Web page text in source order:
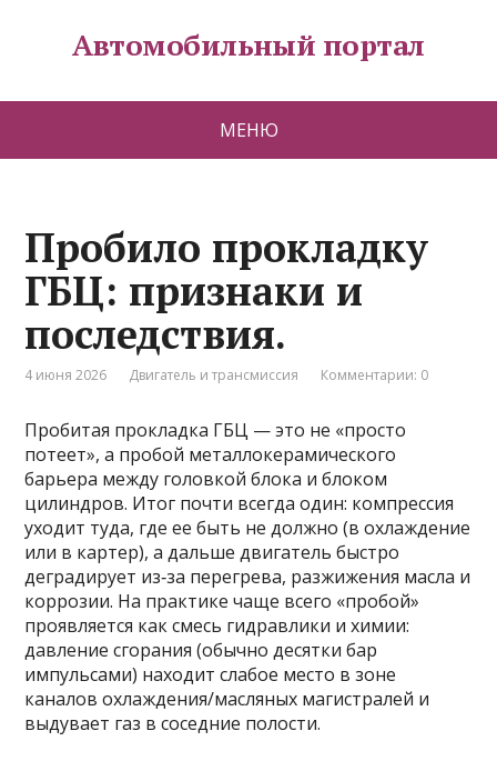
Автомобильный портал
МЕНЮ
Пробило прокладку
ГБЦ: признаки и
последствия.
4 июня 2026 Двигатель и трансмиссия Комментарии: 0
Пробитая прокладка ГБЦ — это не «просто
потеет», а пробой металлокерамического
барьера между головкой блока и блоком
цилиндров. Итог почти всегда один: компрессия
уходит туда, где ее быть не должно (в охлаждение
или в картер), а дальше двигатель быстро
деградирует из‑за перегрева, разжижения масла и
коррозии. На практике чаще всего «пробой»
проявляется как смесь гидравлики и химии:
давление сгорания (обычно десятки бар
импульсами) находит слабое место в зоне
каналов охлаждения/масляных магистралей и
выдувает газ в соседние полости.